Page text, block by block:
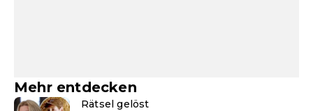
Mehr entdecken
Rätsel gelöst